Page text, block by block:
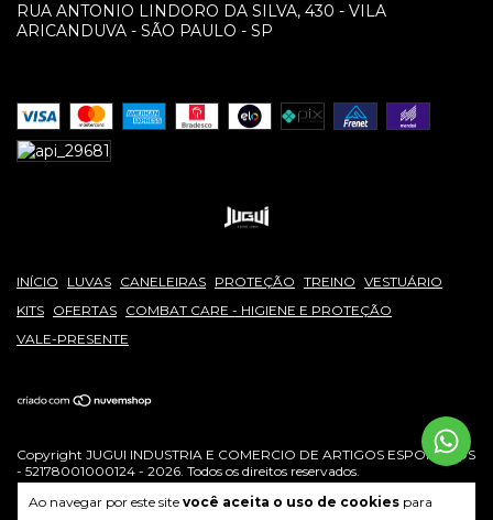
Ao navegar por este site você aceita o uso de cookies para
RUA ANTONIO LINDORO DA SILVA, 430 - VILA
ARICANDUVA - SÃO PAULO - SP
INÍCIO LUVAS CANELEIRAS PROTEÇÃO TREINO VESTUÁRIO
KITS OFERTAS COMBAT CARE - HIGIENE E PROTEÇÃO
VALE-PRESENTE
Copyright JUGUI INDUSTRIA E COMERCIO DE ARTIGOS ESPORTIVOS
- 52178001000124 - 2026. Todos os direitos reservados.